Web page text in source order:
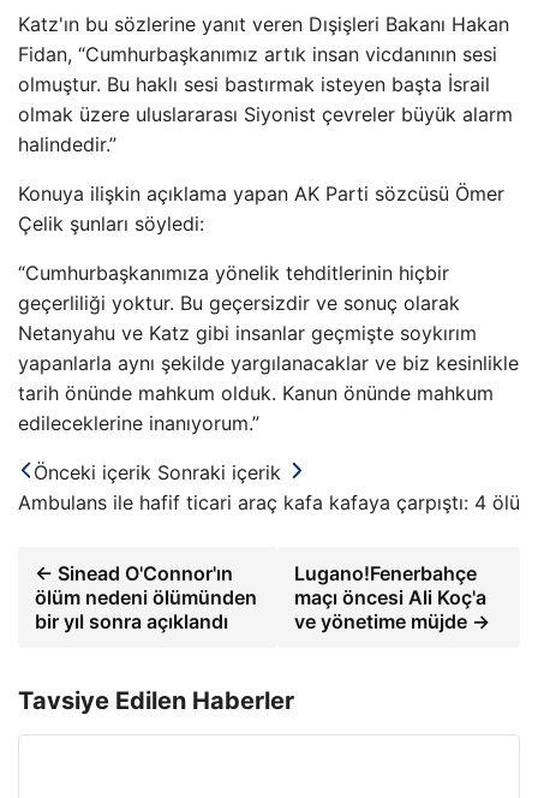
Katz'ın bu sözlerine yanıt veren Dışişleri Bakanı Hakan
Fidan, “Cumhurbaşkanımız artık insan vicdanının sesi
olmuştur. Bu haklı sesi bastırmak isteyen başta İsrail
olmak üzere uluslararası Siyonist çevreler büyük alarm
halindedir.”
Konuya ilişkin açıklama yapan AK Parti sözcüsü Ömer
Çelik şunları söyledi:
“Cumhurbaşkanımıza yönelik tehditlerinin hiçbir
geçerliliği yoktur. Bu geçersizdir ve sonuç olarak
Netanyahu ve Katz gibi insanlar geçmişte soykırım
yapanlarla aynı şekilde yargılanacaklar ve biz kesinlikle
tarih önünde mahkum olduk. Kanun önünde mahkum
edileceklerine inanıyorum.”
Önceki içerik Sonraki içerik
Ambulans ile hafif ticari araç kafa kafaya çarpıştı: 4 ölü
← Sinead O'Connor'ın
ölüm nedeni ölümünden
bir yıl sonra açıklandı
Lugano!Fenerbahçe
maçı öncesi Ali Koç'a
ve yönetime müjde →
Tavsiye Edilen Haberler